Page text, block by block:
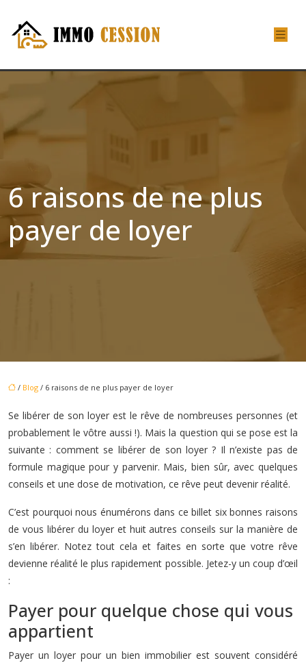
6 raisons de ne plus
payer de loyer
/ Blog / 6 raisons de ne plus payer de loyer
Se libérer de son loyer est le rêve de nombreuses personnes (et
probablement le vôtre aussi !). Mais la question qui se pose est la
suivante : comment se libérer de son loyer ? Il n’existe pas de
formule magique pour y parvenir. Mais, bien sûr, avec quelques
conseils et une dose de motivation, ce rêve peut devenir réalité.
C’est pourquoi nous énumérons dans ce billet six bonnes raisons
de vous libérer du loyer et huit autres conseils sur la manière de
s’en libérer. Notez tout cela et faites en sorte que votre rêve
devienne réalité le plus rapidement possible. Jetez-y un coup d’œil
:
Payer pour quelque chose qui vous
appartient
Payer un loyer pour un bien immobilier est souvent considéré